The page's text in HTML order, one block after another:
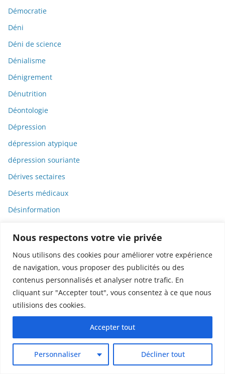
Nous respectons votre vie privée
Nous utilisons des cookies pour améliorer votre expérience
de navigation, vous proposer des publicités ou des
contenus personnalisés et analyser notre trafic. En
cliquant sur "Accepter tout", vous consentez à ce que nous
utilisions des cookies.
Personnaliser Décliner tout
Accepter tout
Démocratie
Déni
Déni de science
Dénialisme
Dénigrement
Dénutrition
Déontologie
Dépression
dépression atypique
dépression souriante
Dérives sectaires
Déserts médicaux
Désinformation
Dessins animés
Déterminisme
Detox
Dette
Dette immunitaire
DGCCRF